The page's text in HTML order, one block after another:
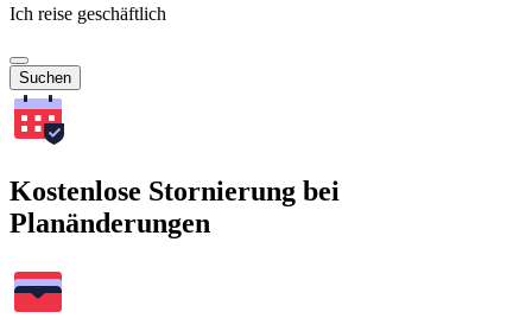
Ich reise geschäftlich
Suchen
Kostenlose Stornierung bei
Planänderungen